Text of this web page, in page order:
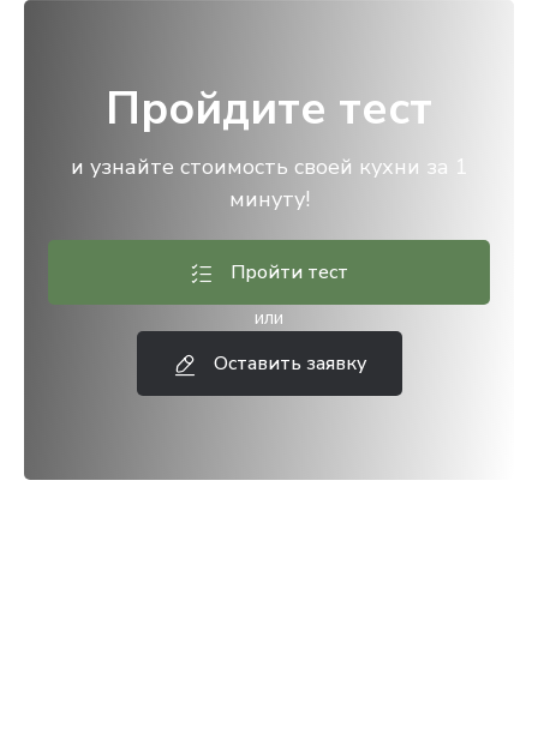
Пройдите тест
и узнайте стоимость своей кухни за 1
минуту!
Пройти тест
или
Оставить заявку